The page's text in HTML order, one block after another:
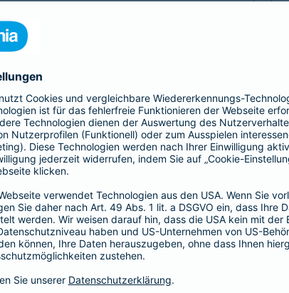
und Vermögensschäden ab.
, Top- oder Premium-Schutz vereinbaren.
Partnerschaft
Psychologen